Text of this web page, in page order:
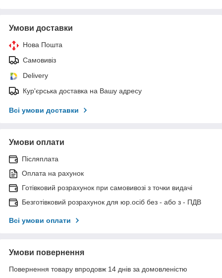
Умови доставки
Нова Пошта
Самовивіз
Delivery
Кур'єрська доставка на Вашу адресу
Всі умови доставки
Умови оплати
Післяплата
Оплата на рахунок
Готівковий розрахунок при самовивозі з точки видачі
Безготівковий розрахунок для юр.осіб без - або з - ПДВ
Всі умови оплати
Умови повернення
Повернення товару впродовж 14 днів за домовленістю